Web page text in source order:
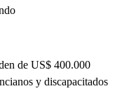
de US$ 400.000
y discapacitados